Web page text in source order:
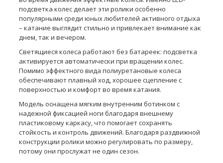
подсветка колес делает эти ролики особенно
популярными среди юных любителей активного отдыха
– катание выглядит стильно и привлекает внимание как
днем, так и вечером.
Светящиеся колеса работают без батареек: подсветка
активируется автоматически при вращении колес.
Помимо эффектного вида полиуретановые колеса
обеспечивают плавный ход, хорошее сцепление с
поверхностью и комфорт во время катания.
Модель оснащена мягким внутренним ботинком с
надежной фиксацией ноги благодаря внешнему
пластиковому каркасу, что помогает сохранять
стойкость и контроль движений. Благодаря раздвижной
конструкции ролики можно регулировать по размеру,
потому они прослужат не один сезон.